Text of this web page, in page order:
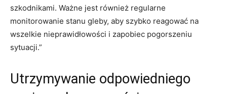
szkodnikami. Ważne jest również⁣ regularne
‌monitorowanie​ stanu gleby, aby szybko ‍reagować na ​
wszelkie nieprawidłowości ​i ​zapobiec pogorszeniu
sytuacji.”
Utrzymywanie odpowiedniego